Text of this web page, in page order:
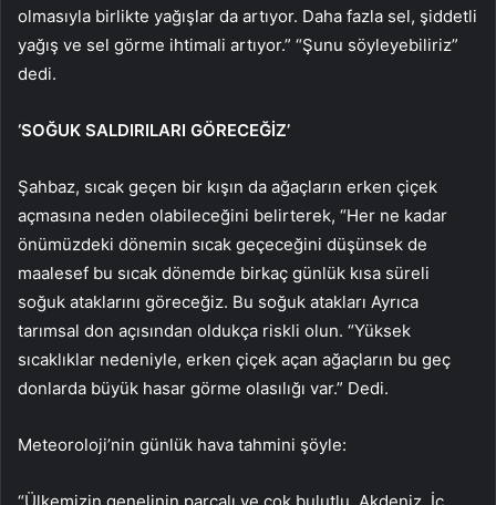
olmasıyla birlikte yağışlar da artıyor. Daha fazla sel, şiddetli
yağış ve sel görme ihtimali artıyor.” “Şunu söyleyebiliriz”
dedi.
‘SOĞUK SALDIRILARI GÖRECEĞİZ’
Şahbaz, sıcak geçen bir kışın da ağaçların erken çiçek
açmasına neden olabileceğini belirterek, “Her ne kadar
önümüzdeki dönemin sıcak geçeceğini düşünsek de
maalesef bu sıcak dönemde birkaç günlük kısa süreli
soğuk ataklarını göreceğiz. Bu soğuk atakları Ayrıca
tarımsal don açısından oldukça riskli olun. “Yüksek
sıcaklıklar nedeniyle, erken çiçek açan ağaçların bu geç
donlarda büyük hasar görme olasılığı var.” Dedi.
Meteoroloji’nin günlük hava tahmini şöyle: